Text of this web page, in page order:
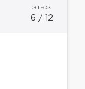
этаж
6 / 12